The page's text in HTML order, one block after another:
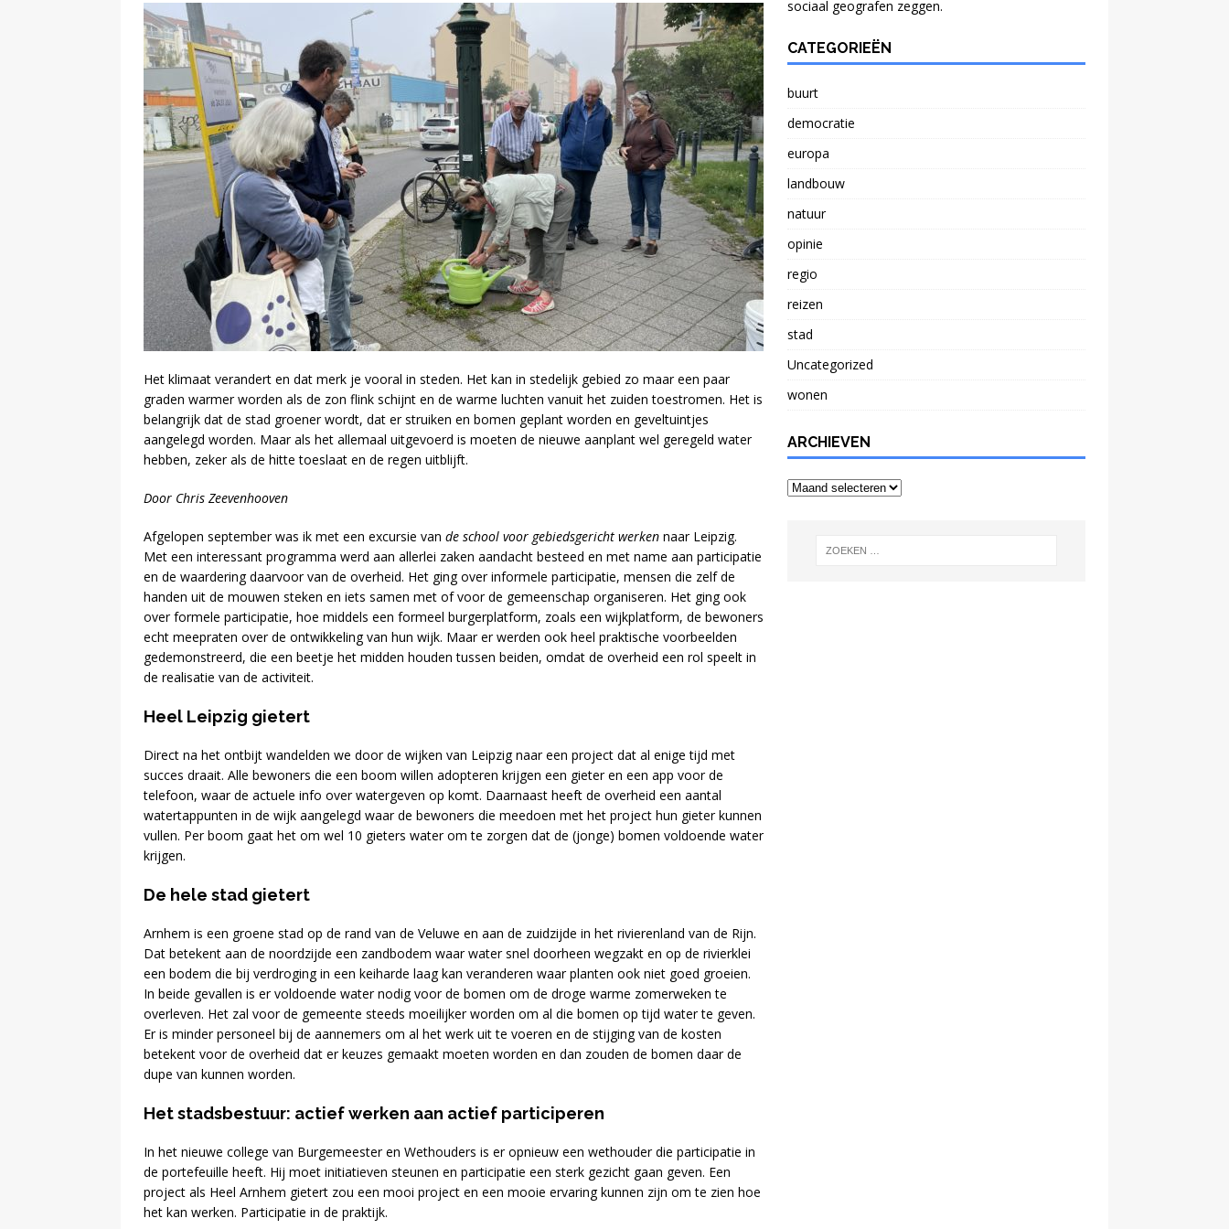
[ 13 februari 2024 ] Verlichting lasten boeren probleem voor Nederland
DEMOCRATIE
[ 24 februari 2026 ] Brief aan Paul Smeulders, wethouder in Arnhem.
BUURT
Het klimaat verandert en dat merk je vooral in steden. Het kan in stedelijk gebied zo maar een paar
graden warmer worden als de zon flink schijnt en de warme luchten vanuit het zuiden toestromen. Het is
belangrijk dat de stad groener wordt, dat er struiken en bomen geplant worden en geveltuintjes
aangelegd worden. Maar als het allemaal uitgevoerd is moeten de nieuwe aanplant wel geregeld water
hebben, zeker als de hitte toeslaat en de regen uitblijft.
Door Chris Zeevenhooven
Afgelopen september was ik met een excursie van de school voor gebiedsgericht werken naar Leipzig.
Met een interessant programma werd aan allerlei zaken aandacht besteed en met name aan participatie
en de waardering daarvoor van de overheid. Het ging over informele participatie, mensen die zelf de
handen uit de mouwen steken en iets samen met of voor de gemeenschap organiseren. Het ging ook
over formele participatie, hoe middels een formeel burgerplatform, zoals een wijkplatform, de bewoners
echt meepraten over de ontwikkeling van hun wijk. Maar er werden ook heel praktische voorbeelden
gedemonstreerd, die een beetje het midden houden tussen beiden, omdat de overheid een rol speelt in
de realisatie van de activiteit.
Heel Leipzig gietert
Direct na het ontbijt wandelden we door de wijken van Leipzig naar een project dat al enige tijd met
succes draait. Alle bewoners die een boom willen adopteren krijgen een gieter en een app voor de
telefoon, waar de actuele info over watergeven op komt. Daarnaast heeft de overheid een aantal
watertappunten in de wijk aangelegd waar de bewoners die meedoen met het project hun gieter kunnen
vullen. Per boom gaat het om wel 10 gieters water om te zorgen dat de (jonge) bomen voldoende water
krijgen.
De hele stad gietert
Arnhem is een groene stad op de rand van de Veluwe en aan de zuidzijde in het rivierenland van de Rijn.
Dat betekent aan de noordzijde een zandbodem waar water snel doorheen wegzakt en op de rivierklei
een bodem die bij verdroging in een keiharde laag kan veranderen waar planten ook niet goed groeien.
In beide gevallen is er voldoende water nodig voor de bomen om de droge warme zomerweken te
overleven. Het zal voor de gemeente steeds moeilijker worden om al die bomen op tijd water te geven.
Er is minder personeel bij de aannemers om al het werk uit te voeren en de stijging van de kosten
betekent voor de overheid dat er keuzes gemaakt moeten worden en dan zouden de bomen daar de
dupe van kunnen worden.
Het stadsbestuur: actief werken aan actief participeren
In het nieuwe college van Burgemeester en Wethouders is er opnieuw een wethouder die participatie in
de portefeuille heeft. Hij moet initiatieven steunen en participatie een sterk gezicht gaan geven. Een
project als Heel Arnhem gietert zou een mooi project en een mooie ervaring kunnen zijn om te zien hoe
het kan werken. Participatie in de praktijk.
sociaal geografen zeggen.
CATEGORIEËN
buurt
democratie
europa
landbouw
natuur
opinie
regio
reizen
stad
Uncategorized
wonen
ARCHIEVEN
Archieven